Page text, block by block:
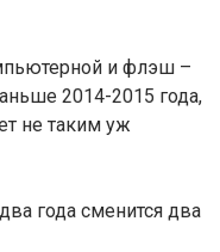
и флэш –
2014-2015 года,
не таким уж
года сменится два